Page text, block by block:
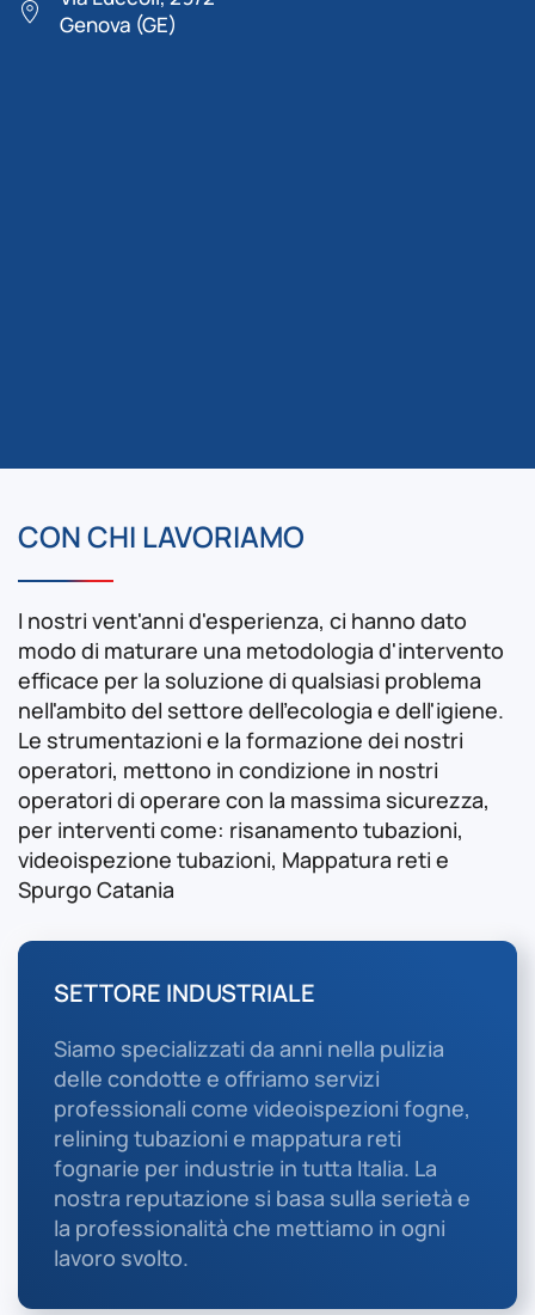
Genova (GE)
CON CHI LAVORIAMO
I nostri vent'anni d'esperienza, ci hanno dato
modo di maturare una metodologia d'intervento
efficace per la soluzione di qualsiasi problema
nell'ambito del settore dell'ecologia e dell'igiene.
Le strumentazioni e la formazione dei nostri
operatori, mettono in condizione in nostri
operatori di operare con la massima sicurezza,
per interventi come: risanamento tubazioni,
videoispezione tubazioni, Mappatura reti e
Spurgo Catania
SETTORE INDUSTRIALE
Siamo specializzati da anni nella pulizia
delle condotte e offriamo servizi
professionali come videoispezioni fogne,
relining tubazioni e mappatura reti
fognarie per industrie in tutta Italia. La
nostra reputazione si basa sulla serietà e
la professionalità che mettiamo in ogni
lavoro svolto.